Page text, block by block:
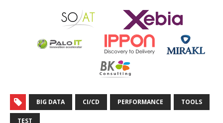
BIG DATA CI/CD PERFORMANCE TOOLS
TEST